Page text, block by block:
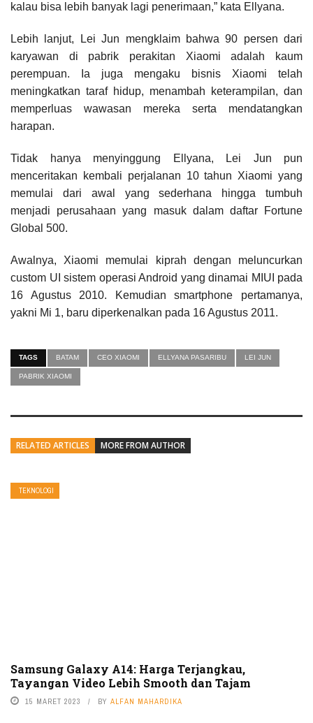
kalau bisa lebih banyak lagi penerimaan,” kata Ellyana.
Lebih lanjut, Lei Jun mengklaim bahwa 90 persen dari
karyawan di pabrik perakitan Xiaomi adalah kaum
perempuan. Ia juga mengaku bisnis Xiaomi telah
meningkatkan taraf hidup, menambah keterampilan, dan
memperluas wawasan mereka serta mendatangkan
harapan.
Tidak hanya menyinggung Ellyana, Lei Jun pun
menceritakan kembali perjalanan 10 tahun Xiaomi yang
memulai dari awal yang sederhana hingga tumbuh
menjadi perusahaan yang masuk dalam daftar Fortune
Global 500.
Awalnya, Xiaomi memulai kiprah dengan meluncurkan
custom UI sistem operasi Android yang dinamai MIUI pada
16 Agustus 2010. Kemudian smartphone pertamanya,
yakni Mi 1, baru diperkenalkan pada 16 Agustus 2011.
TAGS BATAM CEO XIAOMI ELLYANA PASARIBU LEI JUN
PABRIK XIAOMI
RELATED ARTICLES MORE FROM AUTHOR
TEKNOLOGI
Samsung Galaxy A14: Harga Terjangkau,
Tayangan Video Lebih Smooth dan Tajam
15 MARET 2023 BY ALFAN MAHARDIKA